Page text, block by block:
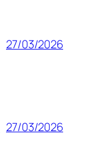
27/03/2026
27/03/2026